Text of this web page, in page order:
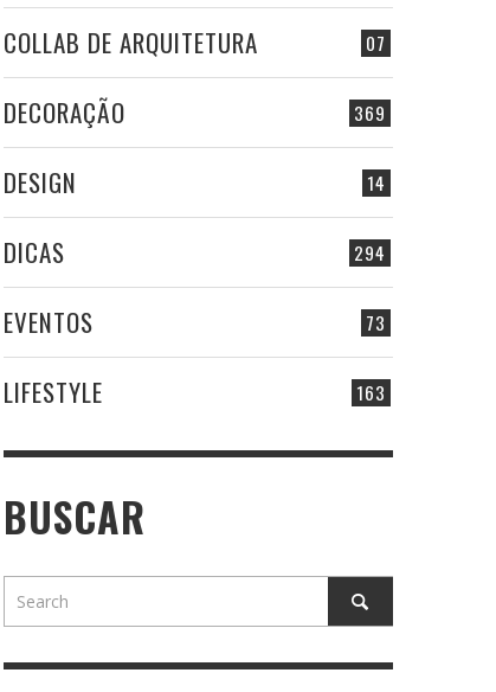
07
COLLAB DE ARQUITETURA
369
DECORAÇÃO
14
DESIGN
294
DICAS
73
EVENTOS
163
LIFESTYLE
BUSCAR